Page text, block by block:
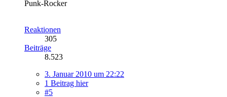
Punk-Rocker
Reaktionen
305
Beiträge
8.523
3. Januar 2010 um 22:22
1 Beitrag hier
#5